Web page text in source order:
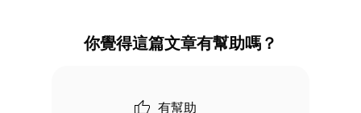
你覺得這篇文章有幫助嗎？
有幫助